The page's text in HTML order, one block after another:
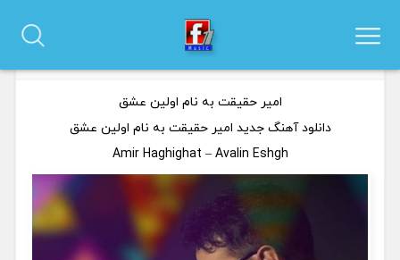
دانلود آهنگ امیر حقیقت به نام اولین عشق
امیر حقیقت به نام اولین عشق
دانلود آهنگ جدید امیر حقیقت به نام اولین عشق
Amir Haghighat – Avalin Eshgh